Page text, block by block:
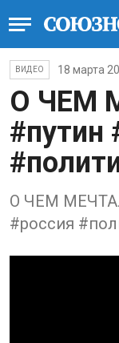
ВИДЕО 18 марта
О ЧЕМ
#путин
О ЧЕМ
#россия